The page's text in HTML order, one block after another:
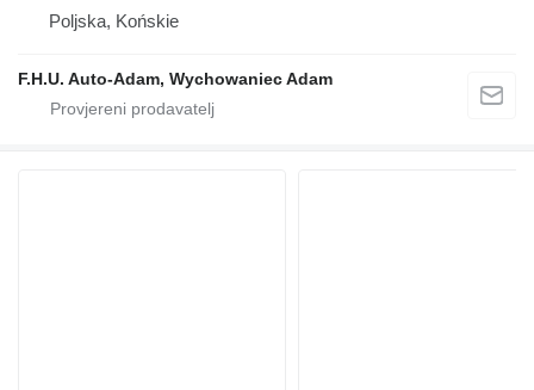
Poljska, Końskie
F.H.U. Auto-Adam, Wychowaniec Adam